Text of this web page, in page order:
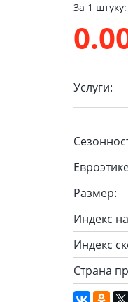
За 1 штуку:
Услуги:
Размер:
Индекс
Индекс
Страна